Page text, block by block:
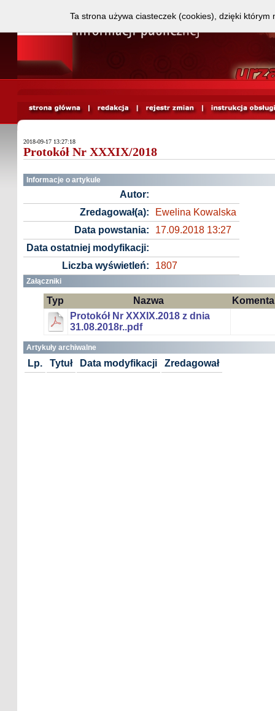
2018-09-17 13:27:18
Protokół Nr XXXIX/2018
Informacje o artykule
Autor:
Zredagował(a):
Ewelina Kowalska
Data powstania:
17.09.2018 13:27
Data ostatniej modyfikacji:
Liczba wyświetleń:
1807
Załączniki
Typ Nazwa
Protokół Nr XXXIX.2018 z dnia
31.08.2018r..pdf
Artykuły archiwalne
Lp. Tytuł Data modyfikacji Zredagował
Ta strona używa ciasteczek (cookies), dzięki którym